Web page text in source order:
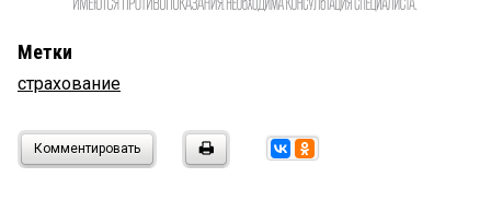
Метки
страхование
Комментировать